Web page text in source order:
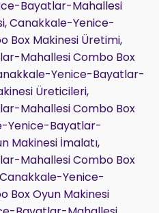
Bayatlar-Mahallesi
Canakkale-Yenice-
Box Makinesi Üretimi,
Mahallesi Combo Box
Yenice-Bayatlar-
Üreticileri,
Mahallesi Combo Box
Yenice-Bayatlar-
Makinesi İmalatı,
Mahallesi Combo Box
Canakkale-Yenice-
Box Oyun Makinesi